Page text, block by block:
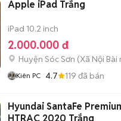
Apple iPad Trắng
iPad 10.2 inch
2.000.000 đ
Huyện Sóc Sơn (Xã Nội Bài
Kiên PC 4.7 119 đã bán
Hyundai SantaFe
HTRAC 2020 Trắng